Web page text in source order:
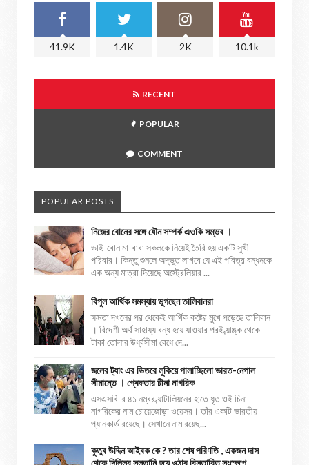
41.9K 1.4K 2K 10.1k
RECENT
POPULAR
COMMENT
POPULAR POSTS
নিজের বোনের সঙ্গে যৌন সম্পর্ক এওকি সম্ভব ।
ভাই-বোন মা-বাবা সকলকে নিয়েই তৈরি হয় একটি সুখী
পরিবার। কিন্তু শুনলে অদ্ভুত লাগবে যে এই পবিত্র বন্ধনকে
এক অন্য মাত্রা দিয়েছে অস্ট্রেলিয়ার ...
বিপুল আর্থিক সমস্যায় ভুগছেন তালিবানরা
ক্ষমতা দখলের পর থেকেই আর্থিক কষ্টের মুখে পড়েছে তালিবান
। বিদেশী অর্থ সাহায্য বন্ধ হয়ে যাওয়ার পরই ব্য়াঙ্ক থেকে
টাকা তোলার উর্ধ্বসীমা বেধে দে...
জলের ট্যাং এর ভিতরে লুকিয়ে পালাচ্ছিলো ভারত-নেপাল
সীমান্তে । গ্ৰেফতার চীনা নাগরিক
এসএসবি-র ৪১ নম্বর ব্য়াটালিয়নের হাতে ধৃত ওই চিনা
নাগরিকের নাম চোয়েজোড়া ওয়েসর। তাঁর একটি ভারতীয়
প্যানকার্ড রয়েছে। সেখানে নাম রয়েছ...
কুতুব উদ্দিন আইবক কে ? তার শেষ পরিণতি , একজন দাস
থেকে দিল্লির সুলতানি হয়ে ওঠার বিস্তারিত সংক্ষেপে